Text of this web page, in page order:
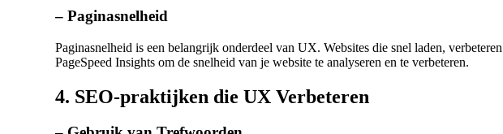
– Paginasnelheid
Paginasnelheid is een belangrijk onderdeel van UX. Websites die snel laden,
PageSpeed Insights om de snelheid van je website te analyseren en te verbeteren.
4. SEO-praktijken die UX Verbeteren